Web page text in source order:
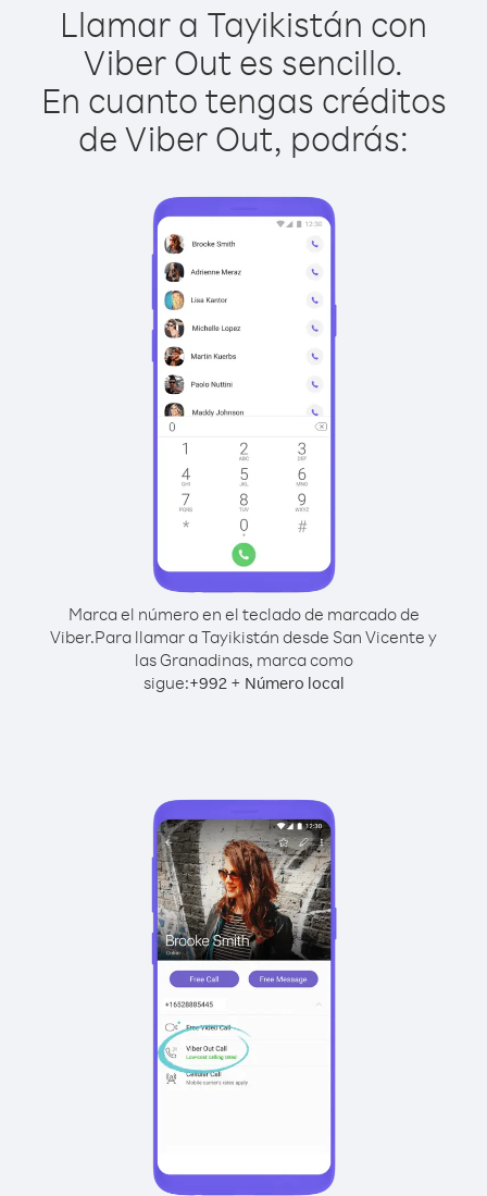
Llamar a Tayikistán con
Viber Out es sencillo.
En cuanto tengas créditos
de Viber Out, podrás:
Marca el número en el teclado de marcado de
Viber.Para llamar a Tayikistán desde San Vicente y
las Granadinas, marca como
sigue:+992+ Número local